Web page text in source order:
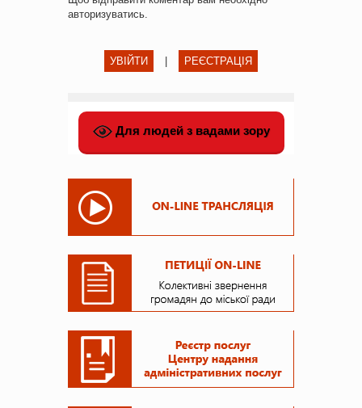
авторизуватись
УВІЙТИ РЕЄСТРАЦІЯ
Для людей з вадами зору